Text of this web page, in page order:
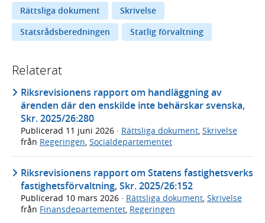
Rättsliga dokument
Skrivelse
Statsrådsberedningen
Statlig förvaltning
Relaterat
Riksrevisionens rapport om handläggning av
ärenden där den enskilde inte behärskar svenska,
Skr. 2025/26:280
Publicerad 11 juni 2026 · Rättsliga dokument, Skrivelse
från Regeringen, Socialdepartementet
Riksrevisionens rapport om Statens fastighetsverks
fastighetsförvaltning, Skr. 2025/26:152
Publicerad 10 mars 2026 · Rättsliga dokument Skrivelse
från Finansdepartementet Regeringen